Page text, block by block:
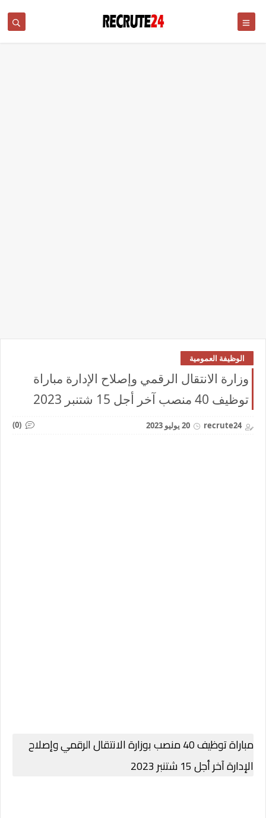
الوظيفة العمومية
وزارة الانتقال الرقمي وإصلاح الإدارة مباراة
توظيف 40 منصب آخر أجل 15 شتنبر 2023
recrute24 20 يوليو 2023 (0)
مباراة توظيف 40 منصب بوزارة الانتقال الرقمي وإصلاح
الإدارة آخر أجل 15 شتنبر 2023